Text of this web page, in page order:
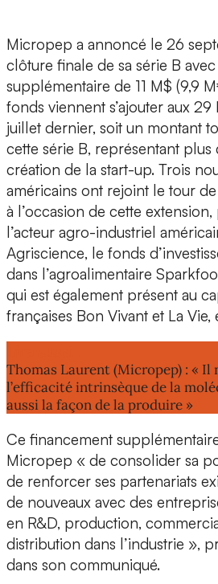
Micropep a annoncé le 26
clôture finale de sa série B
supplémentaire de 11 M$ (9,9
fonds viennent s’ajouter aux
juillet dernier, soit un montant
cette série B, représentant
création de la start-up. Trois
américains ont rejoint le tour
à l’occasion de cette
l’acteur agro-industriel
Agriscience, le fonds
dans l’agroalimentaire
qui est également présent au
françaises Bon Vivant et La Vie,
Thomas Laurent (Micropep) : « Il
l’efficacité intrinsèque de la
aussi la façon de la produire »
Ce financement
Micropep « de consolider sa
de renforcer ses partenariats
de nouveaux avec des
en R&D, production,
distribution dans l’industrie »,
dans son communiqué.